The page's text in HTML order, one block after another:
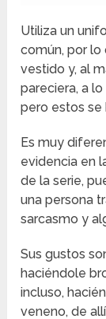
Utiliza un
común, por lo
vestido y, al
pareciera, a
pero estos se
Es muy
evidencia en
de la serie,
una persona
sarcasmo y
Sus gustos
haciéndole
incluso,
veneno, de